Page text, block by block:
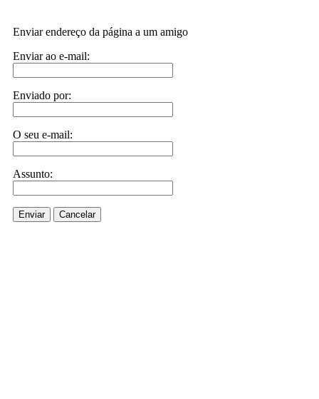
Enviar endereço da página a um amigo
Enviar ao e-mail:
Enviado por:
O seu e-mail:
Assunto:
Enviar Cancelar